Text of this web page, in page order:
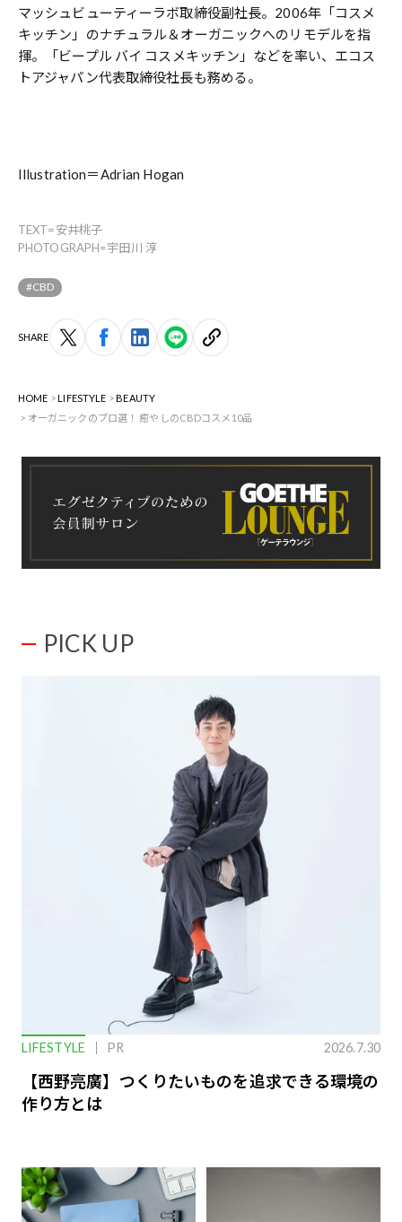
マッシュビューティーラボ取締役副社長。2006年「コスメ
キッチン」のナチュラル＆オーガニックへのリモデルを指
揮。「ビープル バイ コスメキッチン」などを率い、エコス
トアジャパン代表取締役社長も務める。
Illustration＝Adrian Hogan
TEXT=安井桃子
PHOTOGRAPH=宇田川 淳
#CBD
SHARE
HOME LIFESTYLE
BEAUTY
オーガニックのプロ選！ 癒やしのCBDコスメ10品
PICK UP
LIFESTYLE PR 2026.7.30
【西野亮廣】つくりたいものを追求できる環境の
作り方とは